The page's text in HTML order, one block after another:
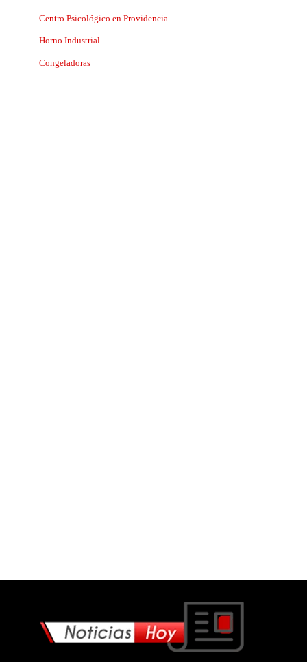
Centro Psicológico en Providencia
Horno Industrial
Congeladoras